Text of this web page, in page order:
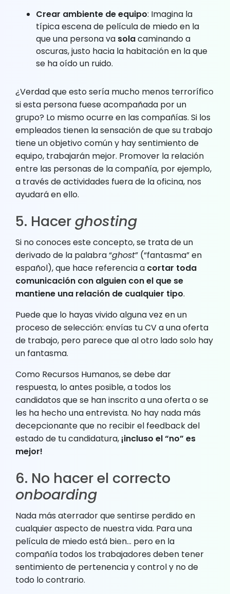
Crear ambiente de equipo: Imagina la
típica escena de película de miedo en la
que una persona va solacaminando a
oscuras, justo hacia la habitación en la que
se ha oído un ruido.
¿Verdad que esto sería mucho menos terrorífico
si esta persona fuese acompañada por un
grupo? Lo mismo ocurre en las compañías. Si los
empleados tienen la sensación de que su trabajo
tiene un objetivo común y hay sentimiento de
equipo, trabajarán mejor. Promover la relación
entre las personas de la compañía, por ejemplo,
a través de actividades fuera de la oficina, nos
ayudará en ello.
5. Hacerghosting
Si no conoces este concepto, se trata de un
derivado de la palabra “ghost” (“fantasma” en
español), que hace referencia a cortar toda
comunicación con alguien con el que se
mantiene una relación de cualquier tipo.
Puede que lo hayas vivido alguna vez en un
proceso de selección: envías tu CV a una oferta
de trabajo, pero parece que al otro lado solo hay
un fantasma.
Como Recursos Humanos, se debe dar
respuesta, lo antes posible, a todos los
candidatos que se han inscrito a una oferta o se
les ha hecho una entrevista. No hay nada más
decepcionante que no recibir el feedback del
estado de tu candidatura, ¡incluso el “no” es
mejor!
6. No hacer el correcto
onboarding
Nada más aterrador que sentirse perdido en
cualquier aspecto de nuestra vida. Para una
película de miedo está bien… pero en la
compañía todos los trabajadores deben tener
sentimiento de pertenencia y control y no de
todo lo contrario.